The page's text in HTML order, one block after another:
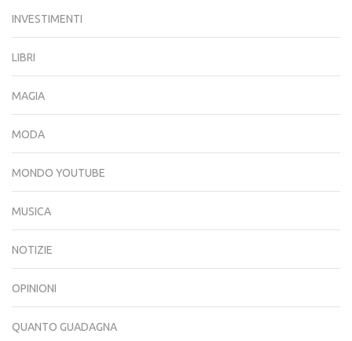
INVESTIMENTI
LIBRI
MAGIA
MODA
MONDO YOUTUBE
MUSICA
NOTIZIE
OPINIONI
QUANTO GUADAGNA